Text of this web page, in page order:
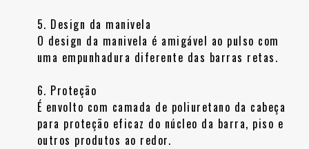
5. Design da manivela
O design da manivela é amigável ao pulso com
uma empunhadura diferente das barras retas.
6. Proteção
É envolto com camada de poliuretano da cabeça
para proteção eficaz do núcleo da barra, piso e
outros produtos ao redor.